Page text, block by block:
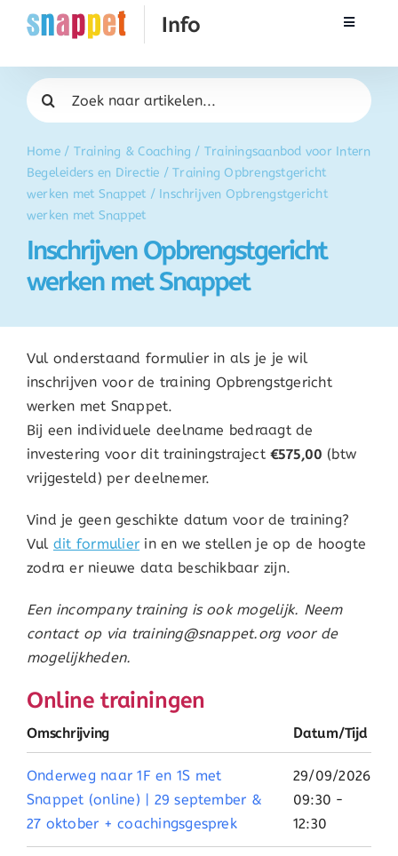
naar
Toggle
Rekenen
Taal & Spelling
Werken met Snappet
Training
FAQ
Home/ Training & Coaching / Trainingsaanbod voor Intern
Begeleiders en Directie /Training Opbrengstgericht
werken met Snappet / Inschrijven Opbrengstgericht
werken met Snappet
Inschrijven Opbrengstgericht
werken met Snappet
Zoeken
naar:
Vul onderstaand formulier in als je je wil
inschrijven voor de training Opbrengstgericht
werken met Snappet.
Bij een individuele deelname bedraagt de
investering voor dit trainingstraject€575,00 (btw
vrijgesteld) per deelnemer.
Vind je geen geschikte datum voor de training?
Vul dit formulier in en we stellen je op de hoogte
zodra er nieuwe data beschikbaar zijn.
Een incompany training is ook mogelijk. Neem
contact op via training@snappet.org voor de
mogelijkheden.
Online trainingen
Omschrijving Datum/Tijd
Onderweg naar 1F en 1S met
Snappet (online) | 29 september &
27 oktober + coachingsgesprek
29/09/2026
09:30 -
12:30